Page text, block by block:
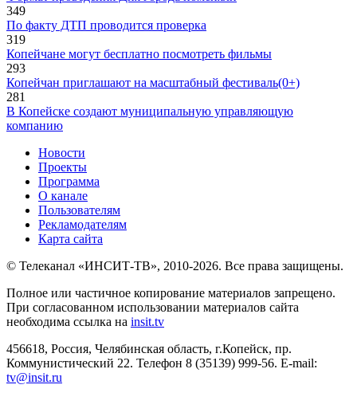
349
По факту ДТП проводится проверка
319
Копейчане могут бесплатно посмотреть фильмы
293
Копейчан приглашают на масштабный фестиваль(0+)
281
В Копейске создают муниципальную управляющую
компанию
Новости
Проекты
Программа
О канале
Пользователям
Рекламодателям
Карта сайта
© Телеканал «ИНСИТ-ТВ», 2010-2026. Все права защищены.
Полное или частичное копирование материалов запрещено.
При согласованном использовании материалов сайта
необходима ссылка на insit.tv
456618, Россия, Челябинская область, г.Копейск, пр.
Коммунистический 22. Телефон 8 (35139) 999-56. E-mail:
tv@insit.ru